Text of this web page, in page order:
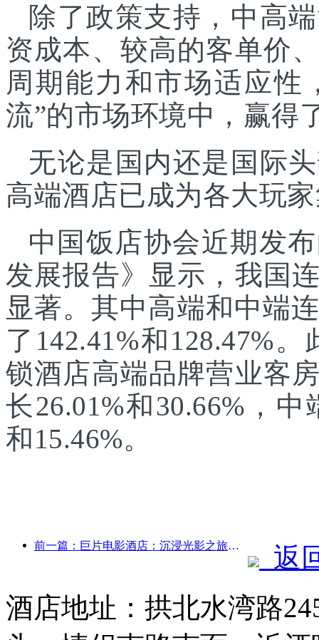
除了政策支持，中高
资成本、较高的客单价
周期能力和市场适应性
流”的市场环境中，赢得
无论是国内还是国际
高端酒店已成为各大玩
中国饭店协会近期发
发展报告》显示，我国
显著。其中高端和中端
了142.41%和128.47%
锁酒店高端品牌营业客
长26.01%和30.66%，
和15.46%。
前一篇：巨片电影酒店：‌沉浸光影之旅，巨片电影酒店定义出行新体验
返
酒店地址：拱北水湾路